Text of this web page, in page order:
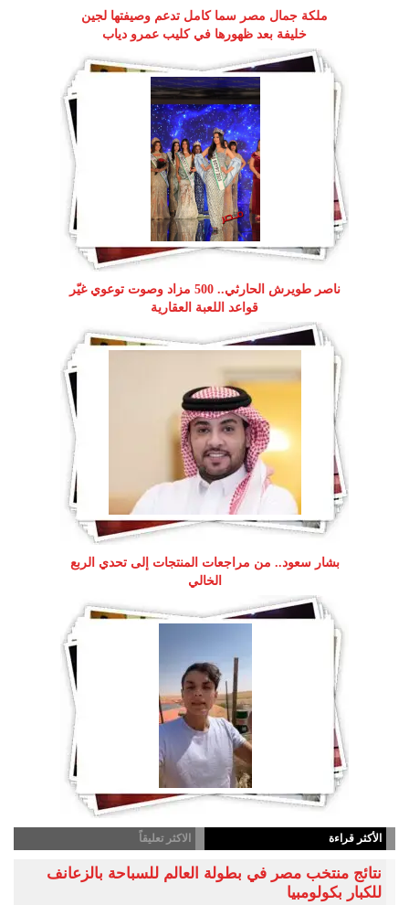
ملكة جمال مصر سما كامل تدعم وصيفتها لجين
خليفة بعد ظهورها في كليب عمرو دياب
ناصر طويرش الحارثي.. 500 مزاد وصوت توعوي غيّر
قواعد اللعبة العقارية
بشار سعود.. من مراجعات المنتجات إلى تحدي الربع
الخالي
الأكثر قراءة الاكثر تعليقاً
نتائج منتخب مصر في بطولة العالم للسباحة بالزعانف
للكبار بكولومبيا